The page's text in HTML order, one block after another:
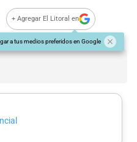
+ Agregar El Litoral en
a tus medios preferidos en Google